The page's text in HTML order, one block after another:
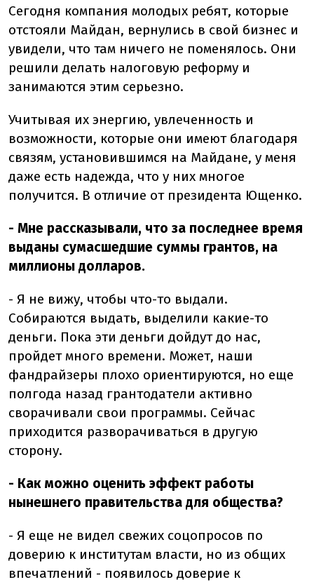
Сегодня компания молодых ребят, которые
отстояли Майдан, вернулись в свой бизнес и
увидели, что там ничего не поменялось. Они
решили делать налоговую реформу и
занимаются этим серьезно.
Учитывая их энергию, увлеченность и
возможности, которые они имеют благодаря
связям, установившимся на Майдане, у меня
даже есть надежда, что у них многое
получится. В отличие от президента Ющенко.
- Мне рассказывали, что за последнее время
выданы сумасшедшие суммы грантов, на
миллионы долларов.
- Я не вижу, чтобы что-то выдали.
Собираются выдать, выделили какие-то
деньги. Пока эти деньги дойдут до нас,
пройдет много времени. Может, наши
фандрайзеры плохо ориентируются, но еще
полгода назад грантодатели активно
сворачивали свои программы. Сейчас
приходится разворачиваться в другую
сторону.
- Как можно оценить эффект работы
нынешнего правительства для общества?
- Я еще не видел свежих соцопросов по
доверию к институтам власти, но из общих
впечатлений - появилось доверие к